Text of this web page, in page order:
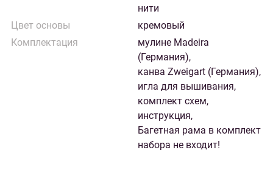
нити
Цвет основы
кремовый
Комплектация
мулине Madeira
(Германия),
канва Zweigart (Германия),
игла для вышивания,
комплект схем,
инструкция,
Багетная рама в комплект
набора не входит!